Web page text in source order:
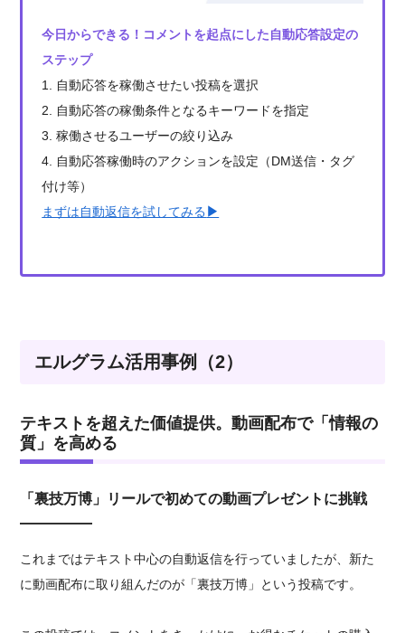
今日からできる！コメントを起点にした自動応答設定の
ステップ
1. 自動応答を稼働させたい投稿を選択
2. 自動応答の稼働条件となるキーワードを指定
3. 稼働させるユーザーの絞り込み
4. 自動応答稼働時のアクションを設定（DM送信・タグ
付け等）
まずは自動返信を試してみる ▶︎
エルグラム活用事例（2）
テキストを超えた価値提供。動画配布で「情報の
質」を高める
「裏技万博」リールで初めての動画プレゼントに挑戦
これまではテキスト中心の自動返信を行っていましたが、新た
に動画配布に取り組んだのが「裏技万博」という投稿です。